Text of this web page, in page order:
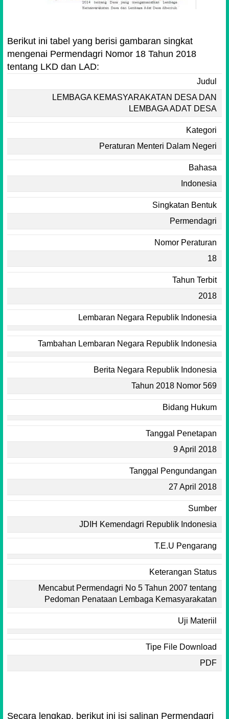
Berikut ini tabel yang berisi gambaran singkat
mengenai Permendagri Nomor 18 Tahun 2018
tentang LKD dan LAD:
Judul
LEMBAGA KEMASYARAKATAN DESA DAN
LEMBAGA ADAT DESA
Kategori
Peraturan Menteri Dalam Negeri
Bahasa
Indonesia
Singkatan Bentuk
Permendagri
Nomor Peraturan
18
Tahun Terbit
2018
Lembaran Negara Republik Indonesia
Tambahan Lembaran Negara Republik Indonesia
Berita Negara Republik Indonesia
Tahun 2018 Nomor 569
Bidang Hukum
Tanggal Penetapan
9 April 2018
Tanggal Pengundangan
27 April 2018
Sumber
JDIH Kemendagri Republik Indonesia
T.E.U Pengarang
Keterangan Status
Mencabut Permendagri No 5 Tahun 2007 tentang
Pedoman Penataan Lembaga Kemasyarakatan
Uji Materiil
Tipe File Download
PDF
Secara lengkap, berikut ini isi salinan Permendagri